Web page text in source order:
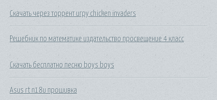
Скачать через торрент игру chicken invaders
Решебник по математике издательство просвещение 4 класс
Скачать бесплатно песню boys boys
Asus rt n18u прошивка